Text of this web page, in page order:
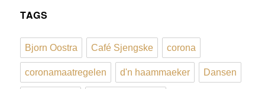
TAGS
Bjorn Oostra Café Sjengske corona
coronamaatregelen d'n haammaeker Dansen